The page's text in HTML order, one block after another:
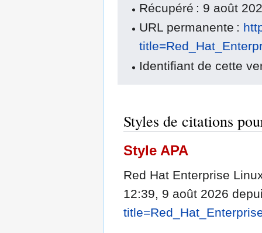
Récupéré : 9 août
URL permanente :
Identifiant de cette
Styles de citations
Style APA
Red Hat Enterprise
12:39, 9 août 2026